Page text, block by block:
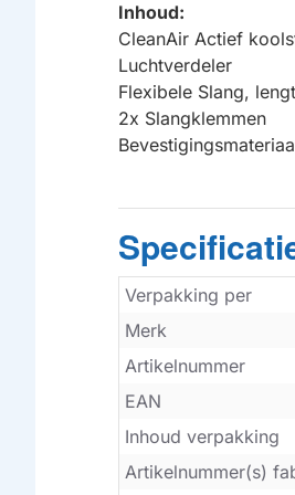
Inhoud:
CleanAir Actief
Luchtverdeler
Flexibele Slang,
2x Slangklemmen
Verpakking per
Merk
Artikelnummer
EAN
Inhoud verpakking
Artikelnummer(s)